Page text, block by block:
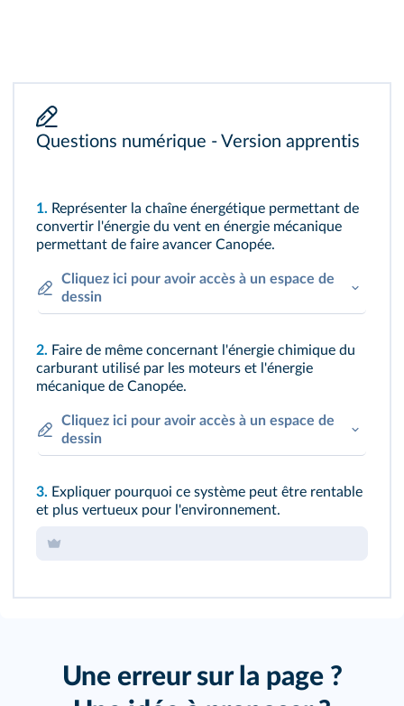
Questions numérique - Version apprentis
1. Représenter la chaîne énergétique permettant de
convertir l'énergie du vent en énergie mécanique
permettant de faire avancer Canopée.
Cliquez ici pour avoir accès à un espace de
dessin
2. Faire de même concernant l'énergie chimique du
carburant utilisé par les moteurs et l'énergie
mécanique de Canopée.
Cliquez ici pour avoir accès à un espace de
dessin
3. Expliquer pourquoi ce système peut être rentable
et plus vertueux pour l'environnement.
Une erreur sur la page ?